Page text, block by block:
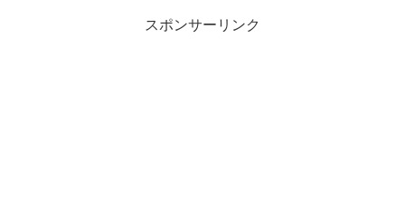
スポンサーリンク